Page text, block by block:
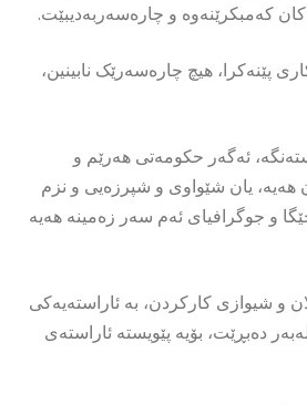
کەمبکرێنەوە و چارەسەربەدیبێت.
پێنەکرا، هیچ چارەسەرێک نابینین،
ئەگەر حکومەتی هەرێم و
هەیە، یان شێواوی و شپرزەیی و نزم
و جوگرافیای ئەم سەر زەمینە هەیە
و شیوازی کارکردن، بە ئاراستەیەکی
دەبڕێت، بۆیە پێویستە ئاراستەی